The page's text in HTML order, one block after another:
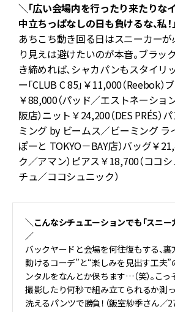
＼「広い会場内を行ったり来たりな
中立ちっぱなしの日も負けるな、私！
あちこち動き回る日はスニーカーが
り見えは避けたいのが本音。ブラッ
き締めれば、シャカパンもスタイリ
ー「CLUB C 85」￥11,000（Reebok）
￥88,000（パッド／エストネーショ
阪店）ニット￥24,200（DES PRÉS）
ミング by ビームス／ビーミング ラ
ぽーと TOKYO－BAY店）バッグ￥
ク／アマン）ピアス￥18,700（ココ
チュ／ココシュニック）
＼こんなシチュエーションでも「スニ
／
バックヤードと会場を何往復もする、
動けるコーデ”と“楽しみを見出す工夫”
ンタルをなんとか保ちます…（笑）。こ
撮影したり何秒で組み立てられるか測
洗えるパンツで勝負！（飯室紗季さん／